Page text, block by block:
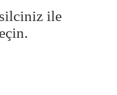
ile